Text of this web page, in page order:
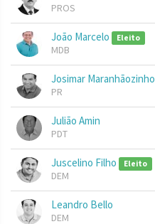
PROS
João Marcelo Eleito
MDB
Josimar Maranhãozinho
PR
Julião Amin
PDT
Juscelino Filho Eleito
DEM
Leandro Bello
DEM